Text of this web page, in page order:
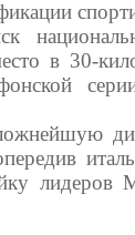
в 30-
лидеров